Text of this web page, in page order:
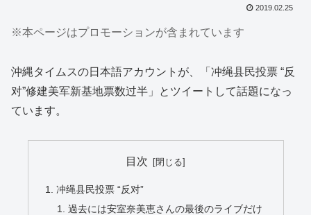
2019.02.25
※本ページはプロモーションが含まれています
沖縄タイムスの日本語アカウントが、「冲绳县民投票 “反
对”修建美军新基地票数过半」とツイートして話題になっ
ています。
目次
冲绳县民投票 “反对”
過去には安室奈美恵さんの最後のライブだけ